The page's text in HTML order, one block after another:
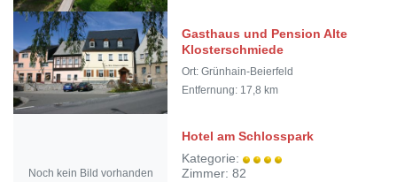
Gasthaus und Pension Alte
Klosterschmiede
Ort: Grünhain-Beierfeld
Entfernung: 17,8 km
Noch kein Bild vorhanden
Hotel am Schlosspark
Kategorie:
Zimmer: 82